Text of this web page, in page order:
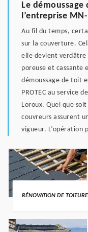
Le
l’entreprise MN-
Au fil du temps,
sur la couverture.
elle devient verdâtre
poreuse et cassante
démoussage de toit
PROTEC au service
Loroux. Quel que
couvreurs assurent
vigueur. L’opération
RÉNOVATION DE